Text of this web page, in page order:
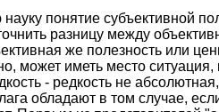
понятие субъективной
разницу между
же полезность или
может иметь место
- редкость не
обладают в том случае,